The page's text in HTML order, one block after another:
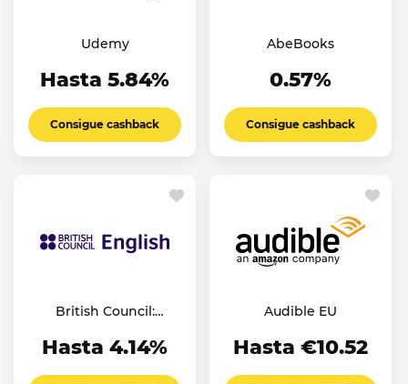
Udemy
Hasta 5.84%
Consigue cashback
AbeBooks
0.57%
Consigue cashback
British Council:
Hasta 4.14%
Audible EU
Hasta €10.52